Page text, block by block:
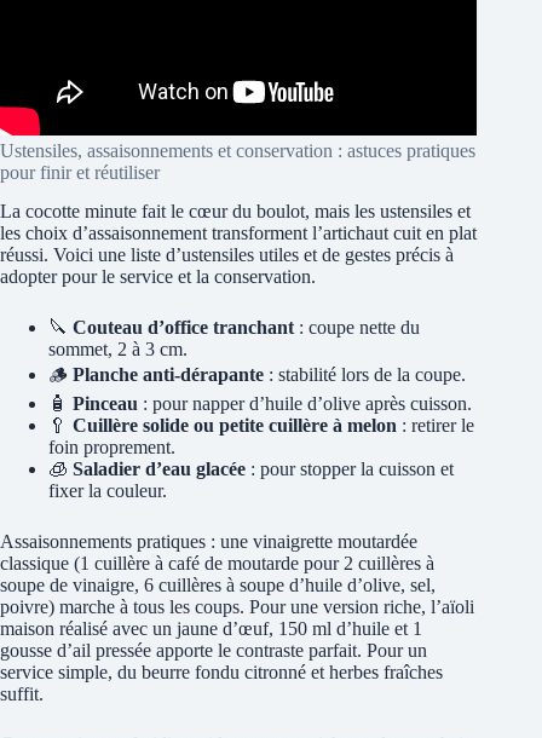
Ustensiles, assaisonnements et conservation : astuces pratiques
pour finir et réutiliser
La cocotte minute fait le cœur du boulot, mais les ustensiles et
les choix d’assaisonnement transforment l’artichaut cuit en plat
réussi. Voici une liste d’ustensiles utiles et de gestes précis à
adopter pour le service et la conservation.
🔪 Couteau d’office tranchant : coupe nette du
sommet, 2 à 3 cm.
🪵 Planche anti-dérapante : stabilité lors de la coupe.
🧴 Pinceau : pour napper d’huile d’olive après cuisson.
🥄 Cuillère solide ou petite cuillère à melon : retirer le
foin proprement.
🧊 Saladier d’eau glacée : pour stopper la cuisson et
fixer la couleur.
Assaisonnements pratiques : une vinaigrette moutardée
classique (1 cuillère à café de moutarde pour 2 cuillères à
soupe de vinaigre, 6 cuillères à soupe d’huile d’olive, sel,
poivre) marche à tous les coups. Pour une version riche, l’aïoli
maison réalisé avec un jaune d’œuf, 150 ml d’huile et 1
gousse d’ail pressée apporte le contraste parfait. Pour un
service simple, du beurre fondu citronné et herbes fraîches
suffit.